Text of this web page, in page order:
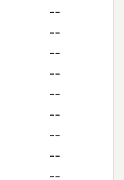
--
--
--
--
--
--
--
--
--